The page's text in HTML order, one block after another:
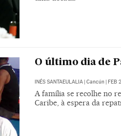
O último dia de
INÉS SANTAEULALIA Cancún FEB
A família se recolhe no
Caribe, à espera da